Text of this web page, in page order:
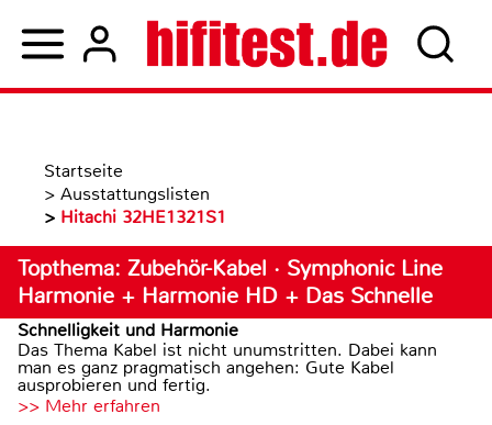
Startseite
> Ausstattungslisten
> Hitachi 32HE1321S1
Topthema: Zubehör-Kabel · Symphonic Line
Harmonie + Harmonie HD + Das Schnelle
Schnelligkeit und Harmonie
Das Thema Kabel ist nicht unumstritten. Dabei kann
man es ganz pragmatisch angehen: Gute Kabel
ausprobieren und fertig.
>> Mehr erfahren